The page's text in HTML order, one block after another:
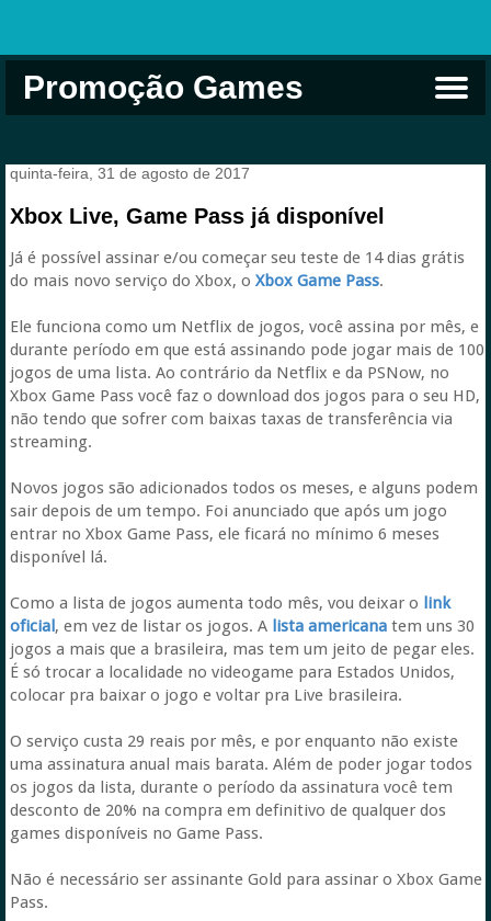
Promoção Games
quinta-feira, 31 de agosto de 2017
Xbox Live, Game Pass já disponível
Já é possível assinar e/ou começar seu teste de 14 dias grátis
do mais novo serviço do Xbox, o Xbox Game Pass.
Ele funciona como um Netflix de jogos, você assina por mês, e
durante período em que está assinando pode jogar mais de 100
jogos de uma lista. Ao contrário da Netflix e da PSNow, no
Xbox Game Pass você faz o download dos jogos para o seu HD,
não tendo que sofrer com baixas taxas de transferência via
streaming.
Novos jogos são adicionados todos os meses, e alguns podem
sair depois de um tempo. Foi anunciado que após um jogo
entrar no Xbox Game Pass, ele ficará no mínimo 6 meses
disponível lá.
Como a lista de jogos aumenta todo mês, vou deixar o link
oficial, em vez de listar os jogos. A lista americana tem uns 30
jogos a mais que a brasileira, mas tem um jeito de pegar eles.
É só trocar a localidade no videogame para Estados Unidos,
colocar pra baixar o jogo e voltar pra Live brasileira.
O serviço custa 29 reais por mês, e por enquanto não existe
uma assinatura anual mais barata. Além de poder jogar todos
os jogos da lista, durante o período da assinatura você tem
desconto de 20% na compra em definitivo de qualquer dos
games disponíveis no Game Pass.
Não é necessário ser assinante Gold para assinar o Xbox Game
Pass.